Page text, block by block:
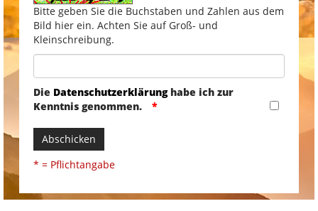
Bitte geben Sie die Buchstaben und Zahlen aus dem
Bild hier ein. Achten Sie auf Groß- und
Kleinschreibung.
Die Datenschutzerklärunghabe ich zur
Kenntnis genommen.
Abschicken
* = Pflichtangabe